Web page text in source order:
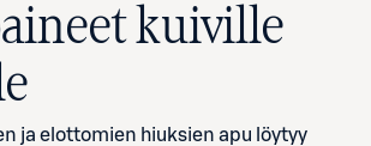
kuiville
ja elottomien hiuksien apu löytyy